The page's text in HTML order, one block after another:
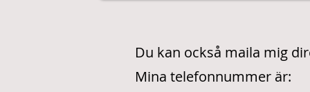
Du kan också maila mig
Mina telefonnummer är: